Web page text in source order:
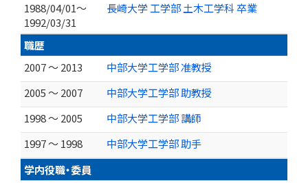
1988/04/01～
1992/03/31
長崎大学 工学部 土木工学科 卒業
職歴
2007 ～ 2013
中部大学工学部 准教授
2005 ～ 2007
中部大学工学部 助教授
1998 ～ 2005
中部大学工学部 講師
1997 ～ 1998
中部大学工学部 助手
学内役職・委員